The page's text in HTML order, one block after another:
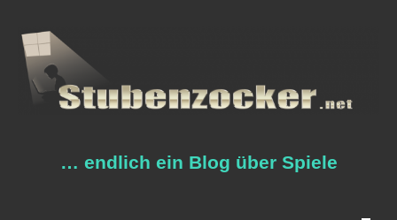
Inhalt
springen
… endlich ein Blog über Spiele